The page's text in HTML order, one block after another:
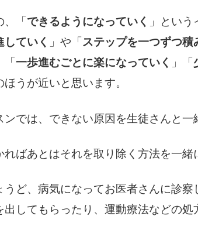
「 できるようになっていく 」という
していく
」や「 ステップを一つずつ積
一歩進むごとに楽になっていく 」「
ほうが近いと思います。
ンでは、できない原因を生徒さんと一
ればあとはそれを取り除く方法を一緒
うど、病気になってお医者さんに診
出してもらったり、運動療法などの